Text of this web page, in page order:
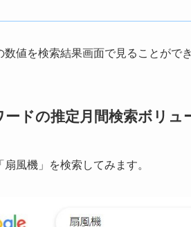
数値を検索結果画面で見ることができ
ードの推定月間検索ボリュ
扇風機」を検索してみます。